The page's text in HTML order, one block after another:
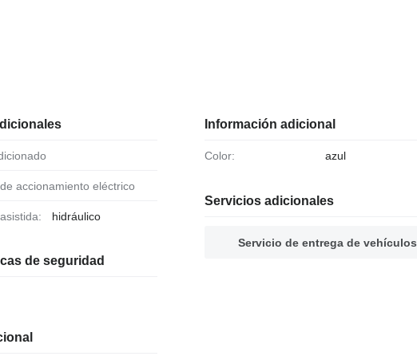
de accionamiento eléctrico
asistida: hidráulico
de seguridad
Información adicional
Color: azul
Servicios adicionales
Servicio de entrega de vehículos